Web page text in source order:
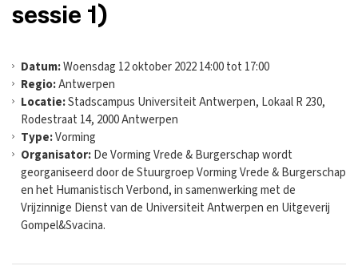
sessie 1)
Datum:Woensdag 12 oktober 2022 14:00 tot 17:00
Regio:Antwerpen
Locatie:Stadscampus Universiteit Antwerpen, Lokaal R 230,
Rodestraat 14, 2000 Antwerpen
Type:Vorming
Organisator:De Vorming Vrede & Burgerschap wordt
georganiseerd door de Stuurgroep Vorming Vrede & Burgerschap
en het Humanistisch Verbond, in samenwerking met de
Vrijzinnige Dienst van de Universiteit Antwerpen en Uitgeverij
Gompel&Svacina.